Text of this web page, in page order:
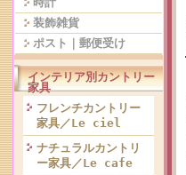
装飾雑貨
ポスト｜郵便受け
インテリア別カントリー
家具
フレンチカントリー
家具／Le ciel
ナチュラルカントリ
ー家具／Le cafe